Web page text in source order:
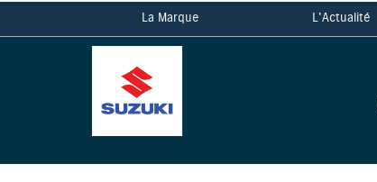
La Marque L'Actualité